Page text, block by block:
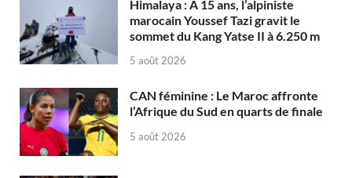
Himalaya : À 15 ans, l’alpiniste
marocain Youssef Tazi gravit le
sommet du Kang Yatse II à 6.250 m
5 août 2026
CAN féminine : Le Maroc affronte
l’Afrique du Sud en quarts de finale
5 août 2026